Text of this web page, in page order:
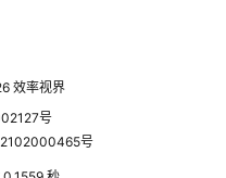
效率视界
号
号